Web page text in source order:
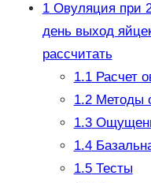
1Овуляция при
день выход
рассчитать
1.1Расчет
1.2Методы
1.3
1.4
1.5Тесты